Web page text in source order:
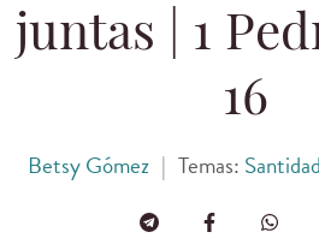
juntas | 1
16
Betsy Gómez | Temas: Santidad